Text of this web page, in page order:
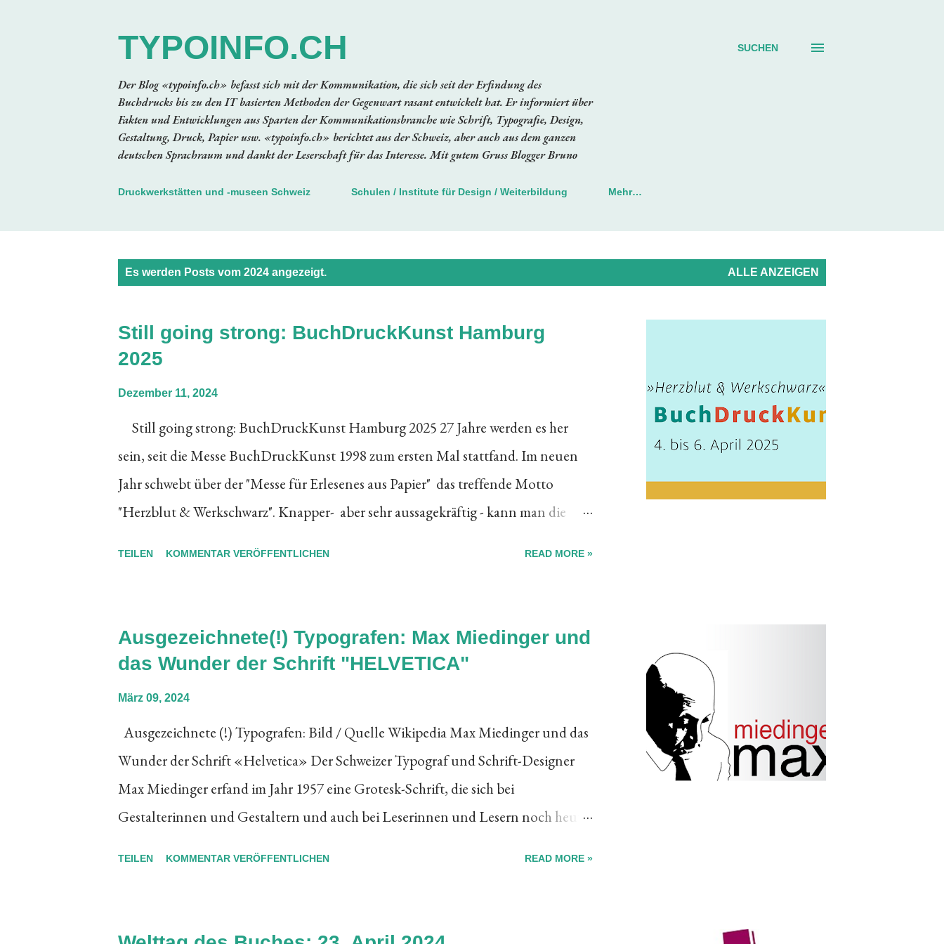
TYPOINFO.CH
Der Blog «typoinfo.ch» befasst sich mit der Kommunikation, die sich seit der Erfindung des
Buchdrucks bis zu den IT basierten Methoden der Gegenwart rasant entwickelt hat. Er informiert über
Fakten und Entwicklungen aus Sparten der Kommunikationsbranche wie Schrift, Typografie, Design,
Gestaltung, Druck, Papier usw. «typoinfo.ch» berichtet aus der Schweiz, aber auch aus dem ganzen
deutschen Sprachraum und dankt der Leserschaft für das Interesse. Mit gutem Gruss Blogger Bruno
SUCHEN
Druckwerkstätten und -museen Schweiz Schulen / Institute für Design / Weiterbildung Mehr…
Es werden Posts vom 2024 angezeigt. ALLE ANZEIGEN
Still going strong: BuchDruckKunst Hamburg
2025
Dezember 11, 2024
Still going strong: BuchDruckKunst Hamburg 2025 27 Jahre werden es her
sein, seit die Messe BuchDruckKunst 1998 zum ersten Mal stattfand. Im neuen
Jahr schwebt über der "Messe für Erlesenes aus Papier" das treffende Motto
"Herzblut & Werkschwarz". Knapper- aber sehr aussagekräftig - kann man die
der Luft: Ausstellende, wie auch Besuchende sind erfüllt von Herzblut und
Herzblut gemacht sind. Also: Das Motto für die Ausgabe 2025 ist gut gewählt,
Besucherinnen und Besucher werden sich am Herzblut-Flair der Hamburger
BuchDruckKunst wiederum besonders erfreuen können. Schon jetzt viel ...
TEILEN KOMMENTAR VERÖFFENTLICHEN READ MORE »
Ausgezeichnete(!) Typografen: Max Miedinger und
das Wunder der Schrift "HELVETICA"
März 09, 2024
Ausgezeichnete (!) Typografen: Bild / Quelle Wikipedia Max Miedinger und das
Wunder der Schrift «Helvetica» Der Schweizer Typograf und Schrift-Designer
Max Miedinger erfand im Jahr 1957 eine Grotesk-Schrift, die sich bei
Gestalterinnen und Gestaltern und auch bei Leserinnen und Lesern noch heute
TEILEN KOMMENTAR VERÖFFENTLICHEN READ MORE »